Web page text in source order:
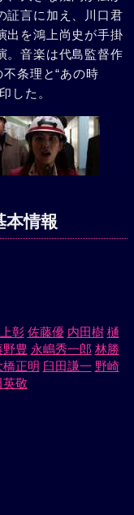
証言に加え、川口君
出を鴻上尚史が手掛
。音楽は代島監督作
条理と“あの時
した。
本情報
彰 佐藤優 内田樹 樋
野豊 永嶋秀一郎 林勝
橋正明 臼田謙一 野崎
英敬